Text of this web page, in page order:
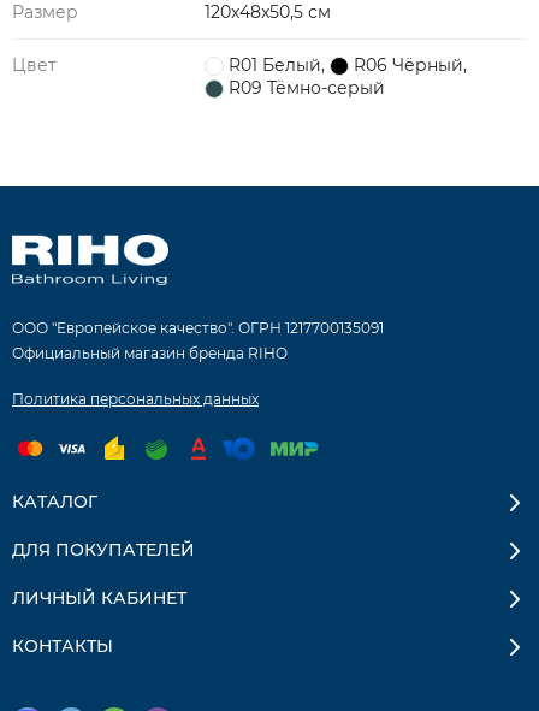
Размер 120x48x50,5 см
Цвет R01 Белый, R06 Чёрный,
R09 Тёмно-серый
ООО "Европейское качество". ОГРН 1217700135091
Официальный магазин бренда RIHO
Политика персональных данных
КАТАЛОГ
ДЛЯ ПОКУПАТЕЛЕЙ
ЛИЧНЫЙ КАБИНЕТ
КОНТАКТЫ